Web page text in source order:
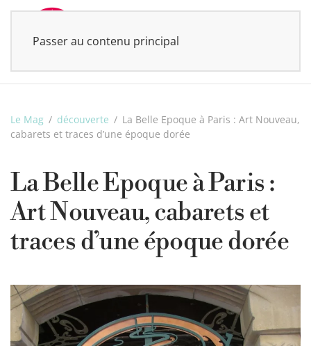
Passer au contenu principal
Le Mag découverte
La Belle Epoque à Paris : Art Nouveau,
cabarets et traces d’une époque dorée
La Belle Epoque à Paris :
Art Nouveau, cabarets et
traces d’une époque dorée